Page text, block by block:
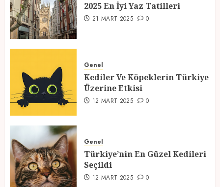
1
2
Üzerine Etkisi
12 MART 2025 0
3
Seçildi
12 MART 2025 0
2025 En İyi Yaz Tatilleri
21 MART 2025 0
Genel
Kediler Ve Köpeklerin Türkiye
Üzerine Etkisi
12 MART 2025 0
Genel
Türkiye’nin En Güzel Kedileri
Seçildi
12 MART 2025 0